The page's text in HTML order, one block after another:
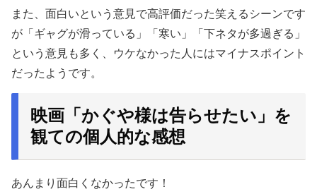
また、面白いという意見で高評価だった笑えるシーンです
が「ギャグが滑っている」「寒い」「下ネタが多過ぎる」
という意見も多く、ウケなかった人にはマイナスポイント
だったようです。
映画「かぐや様は告らせたい」を
観ての個人的な感想
あんまり面白くなかったです！